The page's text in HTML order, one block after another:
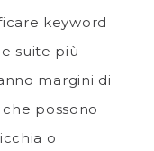
keyword
suite più
margini di
possono
o